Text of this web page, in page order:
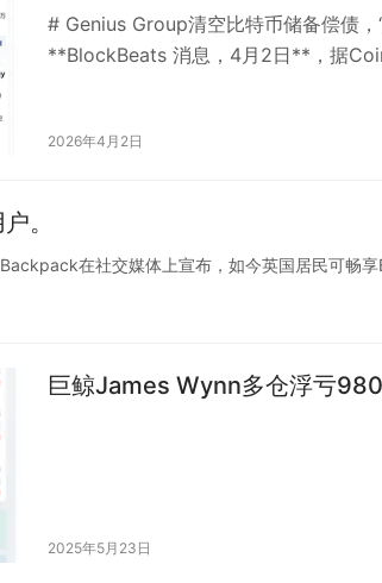
# Genius Group清空比特币储备偿债，
**BlockBeats 消息，4月2日**，据
2026年4月2日
。
在社交媒体上宣布，如今英国居民可畅
巨鲸James Wynn多仓浮亏
2025年5月23日